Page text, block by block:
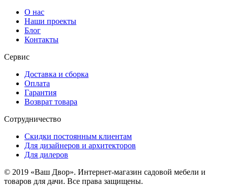
О нас
Наши проекты
Блог
Контакты
Сервис
Доставка и сборка
Оплата
Гарантия
Возврат товара
Сотрудничество
Скидки постоянным клиентам
Для дизайнеров и архитекторов
Для дилеров
© 2019 «Ваш Двор». Интернет-магазин садовой мебели и
товаров для дачи. Все права защищены.